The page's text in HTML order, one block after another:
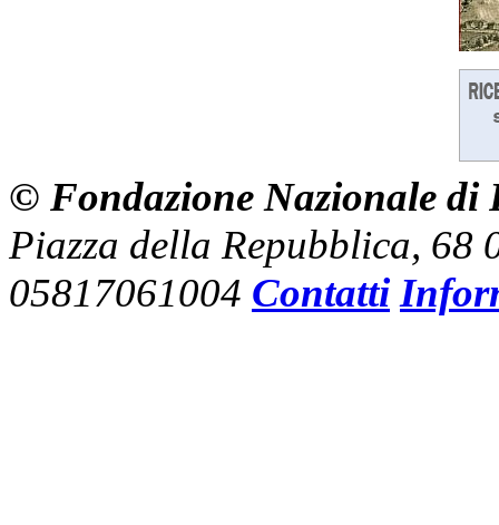
© Fondazione Nazionale di
Piazza della Repubblica, 68
05817061004 Contatti